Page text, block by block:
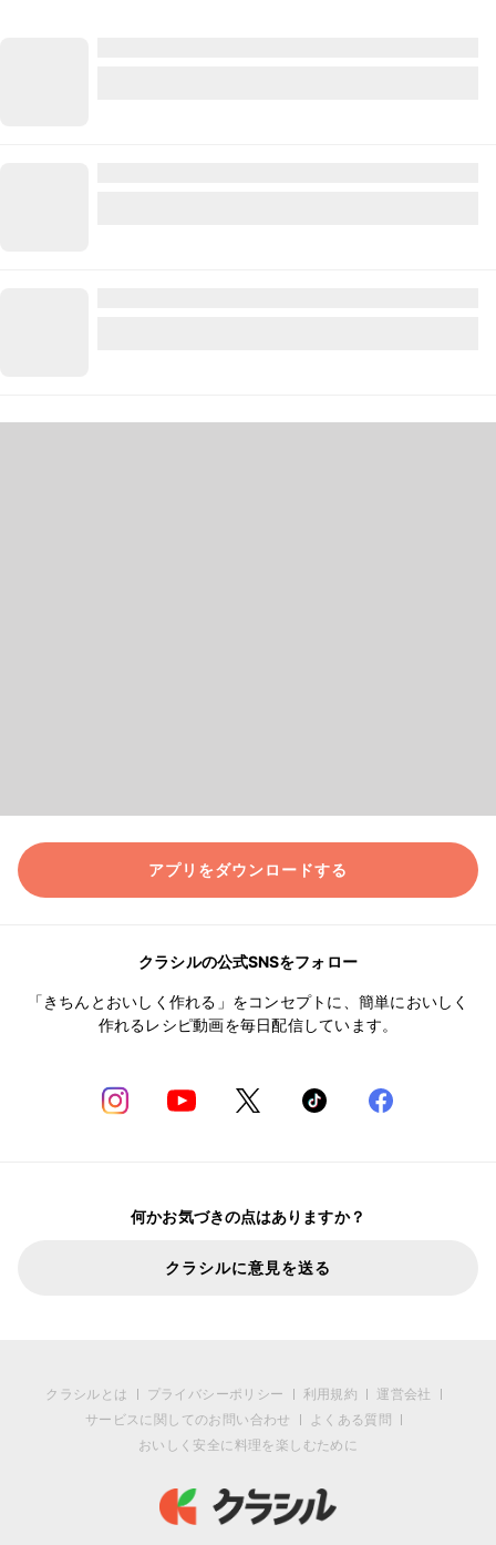
アプリをダウンロードする
クラシルの公式SNSをフォロー
「きちんとおいしく作れる」をコンセプトに、簡単においしく
作れるレシピ動画を毎日配信しています。
何かお気づきの点はありますか？
クラシルに意見を送る
クラシルとは プライバシーポリシー 利用規約
運営会社
サービスに関してのお問い合わせ
よくある質問
おいしく安全に料理を楽しむために